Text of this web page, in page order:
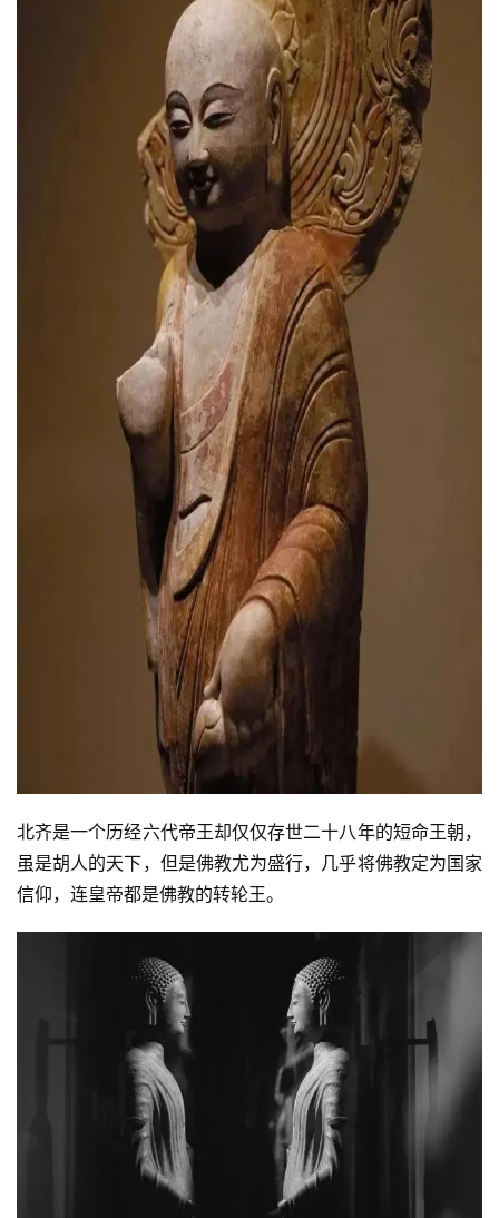
北齐是一个历经六代帝王却仅仅存世二十八年的短命王朝，
虽是胡人的天下，但是佛教尤为盛行，几乎将佛教定为国家
信仰，连皇帝都是佛教的转轮王。